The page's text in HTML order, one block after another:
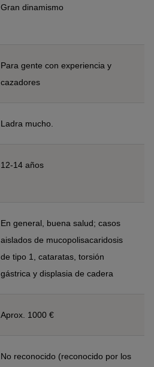
Gran dinamismo
Para gente con experiencia y
cazadores
Ladra mucho.
12-14 años
En general, buena salud; casos
aislados de mucopolisacaridosis
de tipo 1, cataratas, torsión
gástrica y displasia de cadera
Aprox. 1000 €
No reconocido (reconocido por los